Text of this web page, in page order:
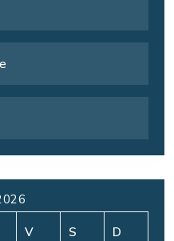
V S D